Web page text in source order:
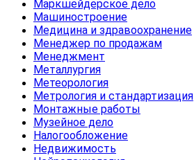
Маркшейдерское дело
Машиностроение
Медицина и здравоохранение
Менеджер по продажам
Менеджмент
Металлургия
Метеорология
Метрология и стандартизация
Монтажные работы
Музейное дело
Налогообложение
Недвижимость